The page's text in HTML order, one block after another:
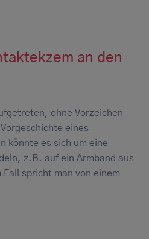
an den
ohne Vorzeichen
eines
könnte es sich um eine
z.B. auf ein Armband aus
Fall spricht man von einem